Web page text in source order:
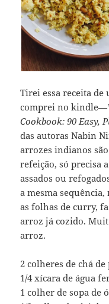
Tirei essa receita
comprei no kindle—
Cookbook: 90 Easy,
das autoras Nabin
arrozes indianos
refeição, só precisa
assados ou
a mesma
as folhas de curry,
arroz já cozido.
arroz.
2 colheres de chá
1/4 xícara de água
1 colher de sopa de